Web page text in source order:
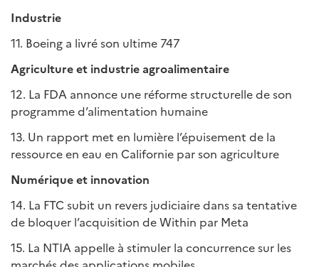
Industrie
11. Boeing a livré son ultime 747
Agriculture et industrie agroalimentaire
12. La FDA annonce une réforme structurelle de son
programme d’alimentation humaine
13. Un rapport met en lumière l’épuisement de la
ressource en eau en Californie par son agriculture
Numérique et innovation
14. La FTC subit un revers judiciaire dans sa tentative
de bloquer l’acquisition de Within par Meta
15. La NTIA appelle à stimuler la concurrence sur les